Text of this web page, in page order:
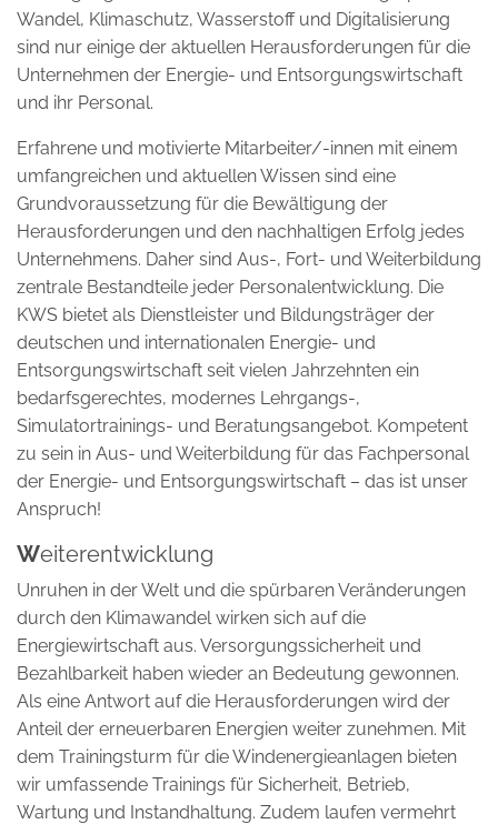
Wandel, Klimaschutz, Wasserstoff und Digitalisierung
sind nur einige der aktuellen Herausforderungen für die
Unternehmen der Energie- und Entsorgungswirtschaft
und ihr Personal.
Erfahrene und motivierte Mitarbeiter/-innen mit einem
umfangreichen und aktuellen Wissen sind eine
Grundvoraussetzung für die Bewältigung der
Herausforderungen und den nachhaltigen Erfolg jedes
Unternehmens. Daher sind Aus-, Fort- und Weiterbildung
zentrale Bestandteile jeder Personalentwicklung. Die
KWS bietet als Dienstleister und Bildungsträger der
deutschen und internationalen Energie- und
Entsorgungswirtschaft seit vielen Jahrzehnten ein
bedarfsgerechtes, modernes Lehrgangs-,
Simulatortrainings- und Beratungsangebot. Kompetent
zu sein in Aus- und Weiterbildung für das Fachpersonal
der Energie- und Entsorgungswirtschaft – das ist unser
Anspruch!
Weiterentwicklung
Unruhen in der Welt und die spürbaren Veränderungen
durch den Klimawandel wirken sich auf die
Energiewirtschaft aus. Versorgungssicherheit und
Bezahlbarkeit haben wieder an Bedeutung gewonnen.
Als eine Antwort auf die Herausforderungen wird der
Anteil der erneuerbaren Energien weiter zunehmen. Mit
dem Trainingsturm für die Windenergieanlagen bieten
wir umfassende Trainings für Sicherheit, Betrieb,
Wartung und Instandhaltung. Zudem laufen vermehrt